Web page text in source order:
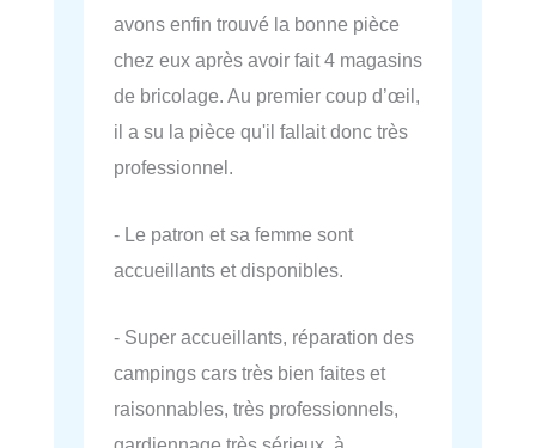
avons enfin trouvé la bonne pièce
chez eux après avoir fait 4 magasins
de bricolage. Au premier coup d’œil,
il a su la pièce qu'il fallait donc très
professionnel.
- Le patron et sa femme sont
accueillants et disponibles.
- Super accueillants, réparation des
campings cars très bien faites et
raisonnables, très professionnels,